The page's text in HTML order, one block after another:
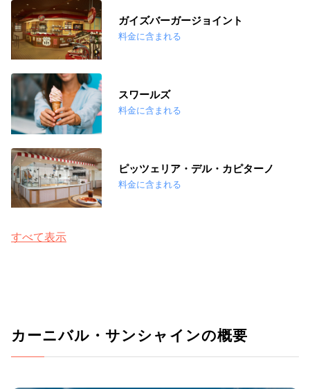
ガイズバーガージョイント
料金に含まれる
スワールズ
料金に含まれる
ピッツェリア・デル・カピターノ
料金に含まれる
すべて表示
カーニバル・サンシャインの概要